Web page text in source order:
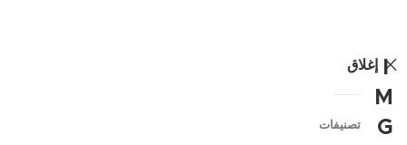
I
M
G
إغلاق
تصنيفات